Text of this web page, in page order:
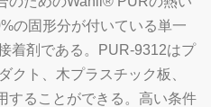
の固形分が付いている単一
着剤である。PUR-9312はプ
クト、木プラスチック板、
することができる。高い条件